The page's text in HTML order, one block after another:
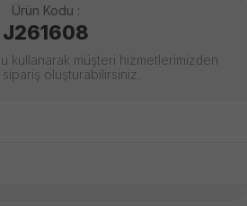
Ürün Kodu :
J261608
kullanarak müşteri hizmetlerimizden
sipariş oluşturabilirsiniz.